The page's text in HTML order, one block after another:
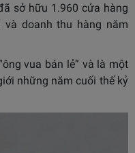
sở hữu 1.960 cửa hàng
và doanh thu hàng năm
vua bán lẻ” và là một
những năm cuối thế kỷ